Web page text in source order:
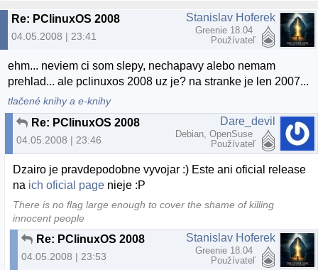
Re: PClinuxOS 2008
04.05.2008 | 23:41
Stanislav Hoferek
Greenie 18.04
Používateľ
ehm... neviem ci som slepy, nechapavy alebo nemam
prehlad... ale pclinuxos 2008 uz je? na stranke je len 2007...
tlačené knihy a e-knihy
Re: PClinuxOS 2008
04.05.2008 | 23:46
Dare_devil
Debian, OpenSuse
Používateľ
Dzairo je pravdepodobne vyvojar :) Este ani oficial release
na ich oficial page nieje :P
There is no flag large enough to cover the shame of killing
innocent people
Re: PClinuxOS 2008
04.05.2008 | 23:53
Stanislav Hoferek
Greenie 18.04
Používateľ